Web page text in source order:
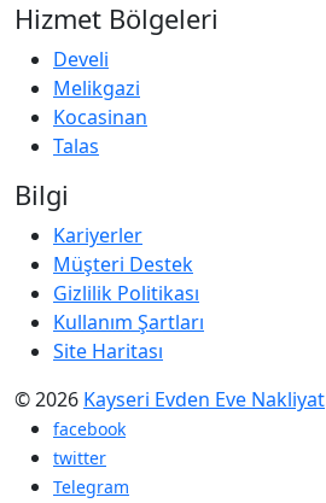
Hizmet Bölgeleri
Develi
Melikgazi
Kocasinan
Talas
Bilgi
Kariyerler
Müşteri Destek
Gizlilik Politikası
Kullanım Şartları
Site Haritası
© 2026 Kayseri Evden Eve Nakliyat
facebook
twitter
Telegram